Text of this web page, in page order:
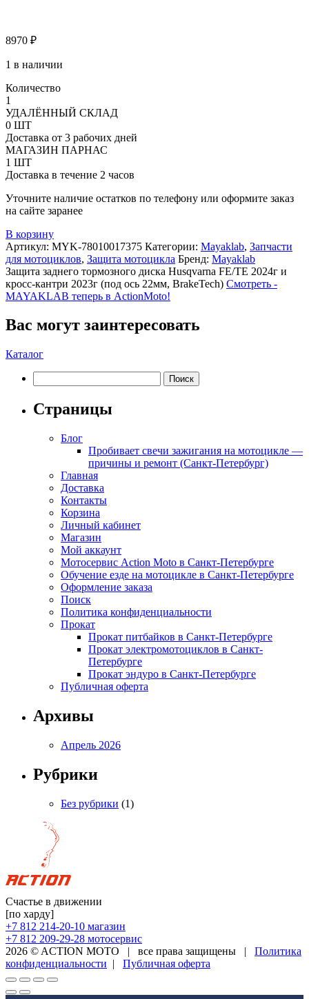
8970 ₽
1 в наличии
Количество
Количество
товара
MAYAKLAB
Защита
заднего
тормозного
диска
FE/TE
24г
GasGas
c
2024
(под
ось
22мм,
1
УДАЛЁННЫЙ СКЛАД
0 ШТ
Доставка от 3 рабочих дней
МАГАЗИН ПАРНАС
1 ШТ
Доставка в течение 2 часов
Уточните наличие остатков по телефону или оформите заказ
на сайте заранее
В корзину
Артикул: MYK-78010017375 Категории: Mayaklab, Запчасти
для мотоциклов, Защита мотоцикла Бренд: Mayaklab
Защита заднего тормозного диска Husqvarna FE/TE 2024г и
кросс-кантри 2023г (под ось 22мм, BrakeTech) Смотреть -
MAYAKLAB теперь в ActionMoto!
Вас могут заинтересовать
Каталог
Страницы
Блог
Пробивает свечи зажигания на мотоцикле —
причины и ремонт (Санкт-Петербург)
Главная
Доставка
Контакты
Корзина
Личный кабинет
Магазин
Мой аккаунт
Мотосервис Action Moto в Санкт-Петербурге
Обучение езде на мотоцикле в Санкт-Петербурге
Оформление заказа
Поиск
Политика конфиденциальности
Прокат
Прокат питбайков в Санкт-Петербурге
Прокат электромотоциклов в Санкт-
Петербурге
Прокат эндуро в Санкт-Петербурге
Публичная оферта
Архивы
Апрель 2026
Рубрики
Без рубрики (1)
Счастье в движении
[по харду]
+7 812 214-20-10 магазин
+7 812 209-29-28 мотосервис
2026 © ACTION MOTO | все права защищены |
Политика
конфиденциальности | Публичная оферта